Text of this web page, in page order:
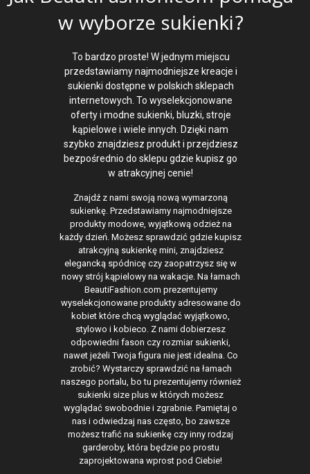
w wyborze sukienki?
To bardzo proste! W jednym miejscu
przedstawiamy najmodniejsze kreacje i
sukienki dostępne w polskich sklepach
internetowych. To wyselekcjonowane
oferty i modne sukienki, bluzki, stroje
kąpielowe i wiele innych. Dzięki nam
szybko znajdziesz produkt i przejdziesz
bezpośrednio do sklepu gdzie kupisz go
w atrakcyjnej cenie!
Znajdź z nami swoją nową wymarzoną
sukienkę. Przedstawiamy najmodniejsze
produkty modowe, wyjątkową odzież na
każdy dzień. Możesz sprawdzić gdzie kupisz
atrakcyjną sukienkę mini, znajdziesz
elegancką spódnicę czy zaopatrzysz się w
nowy strój kąpielowy na wakacje. Na łamach
BeautiFashion.com prezentujemy
wyselekcjonowane produkty adresowane do
kobiet które chcą wyglądać wyjątkowo,
stylowo i kobieco. Z nami dobierzesz
odpowiedni fason czy rozmiar sukienki,
nawet jeżeli Twoja figura nie jest idealna. Co
zrobić? Wystarczy sprawdzić na łamach
naszego portalu, bo tu prezentujemy również
sukienki size plus w których możesz
wyglądać swobodnie i zgrabnie. Pamiętaj o
nas i odwiedzaj nas często, bo zawsze
możesz trafić na sukienkę czy inny rodzaj
garderoby, która będzie po prostu
zaprojektowana wprost pod Ciebie!